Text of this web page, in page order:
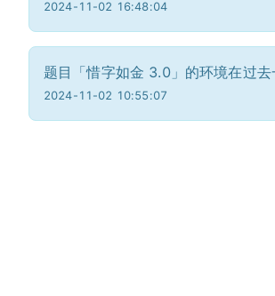
2024-11-02 16:48:04
题目「惜字如金 3.0」的环境在过
2024-11-02 10:55:07